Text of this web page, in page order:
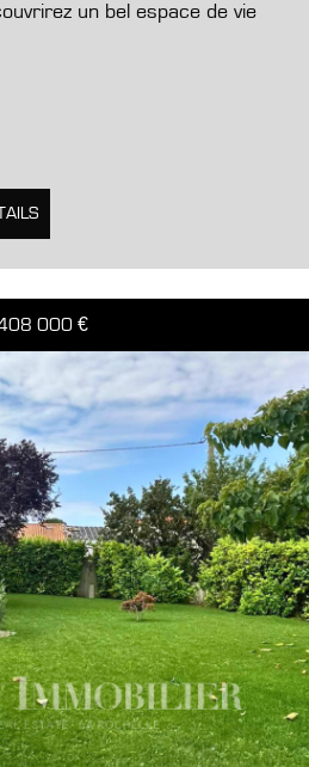
un bel espace de vie
000 €